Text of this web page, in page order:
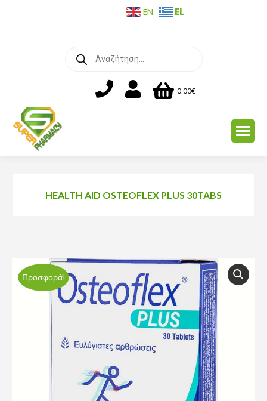
0.00€
search
HEALTH AID OSTEOFLEX PLUS 30TABS
Προσφορά!
EN EL